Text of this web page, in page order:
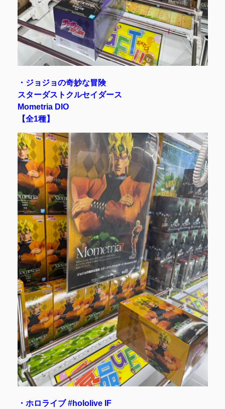
・ジョジョの奇妙な冒険
スターダストクルセイダース
Mometria DIO
【全1種】
・ホロライブ #hololive IF